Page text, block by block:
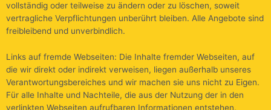
vollständig oder teilweise zu ändern oder zu löschen, soweit
vertragliche Verpflichtungen unberührt bleiben. Alle Angebote sind
freibleibend und unverbindlich.
Links auf fremde Webseiten: Die Inhalte fremder Webseiten, auf
die wir direkt oder indirekt verweisen, liegen außerhalb unseres
Verantwortungsbereiches und wir machen sie uns nicht zu Eigen.
Für alle Inhalte und Nachteile, die aus der Nutzung der in den
verlinkten Webseiten aufrufbaren Informationen entstehen,